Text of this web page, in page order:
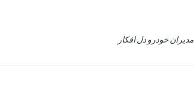
مدیران خودرو دل افکار